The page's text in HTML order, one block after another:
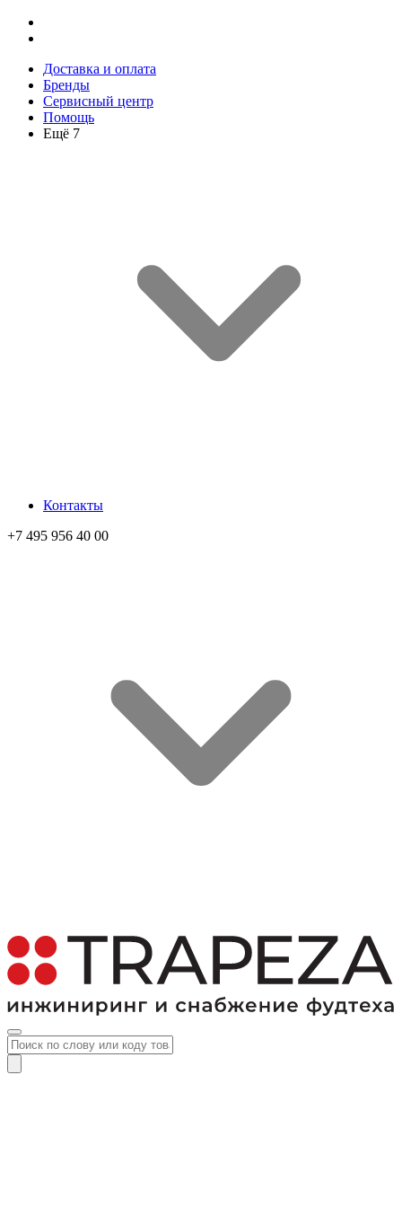
Доставка и оплата
Бренды
Сервисный центр
Помощь
Ещё 7
Контакты
+7 495 956 40 00